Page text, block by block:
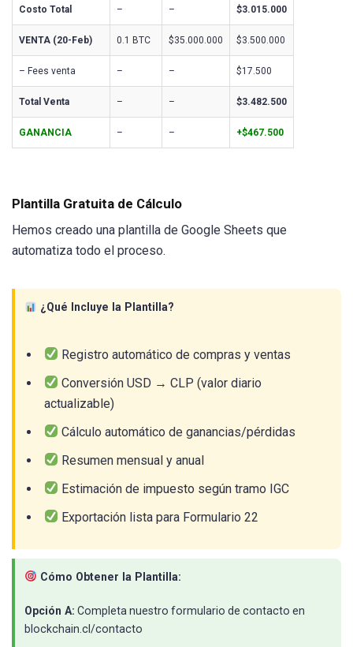
Costo Total – – $3.015.000
VENTA (20-Feb) 0.1 BTC $35.000.000 $3.500.000
– Fees venta – – $17.500
Total Venta – – $3.482.500
GANANCIA – – +$467.500
Plantilla Gratuita de Cálculo
Hemos creado una plantilla de Google Sheets que
automatiza todo el proceso.
¿Qué Incluye la Plantilla?
Registro automático de compras y ventas
Conversión USD → CLP (valor diario
actualizable)
Cálculo automático de ganancias/pérdidas
Resumen mensual y anual
Estimación de impuesto según tramo IGC
Exportación lista para Formulario 22
Cómo Obtener la Plantilla:
Opción A: Completa nuestro formulario de contacto en
blockchain.cl/contacto